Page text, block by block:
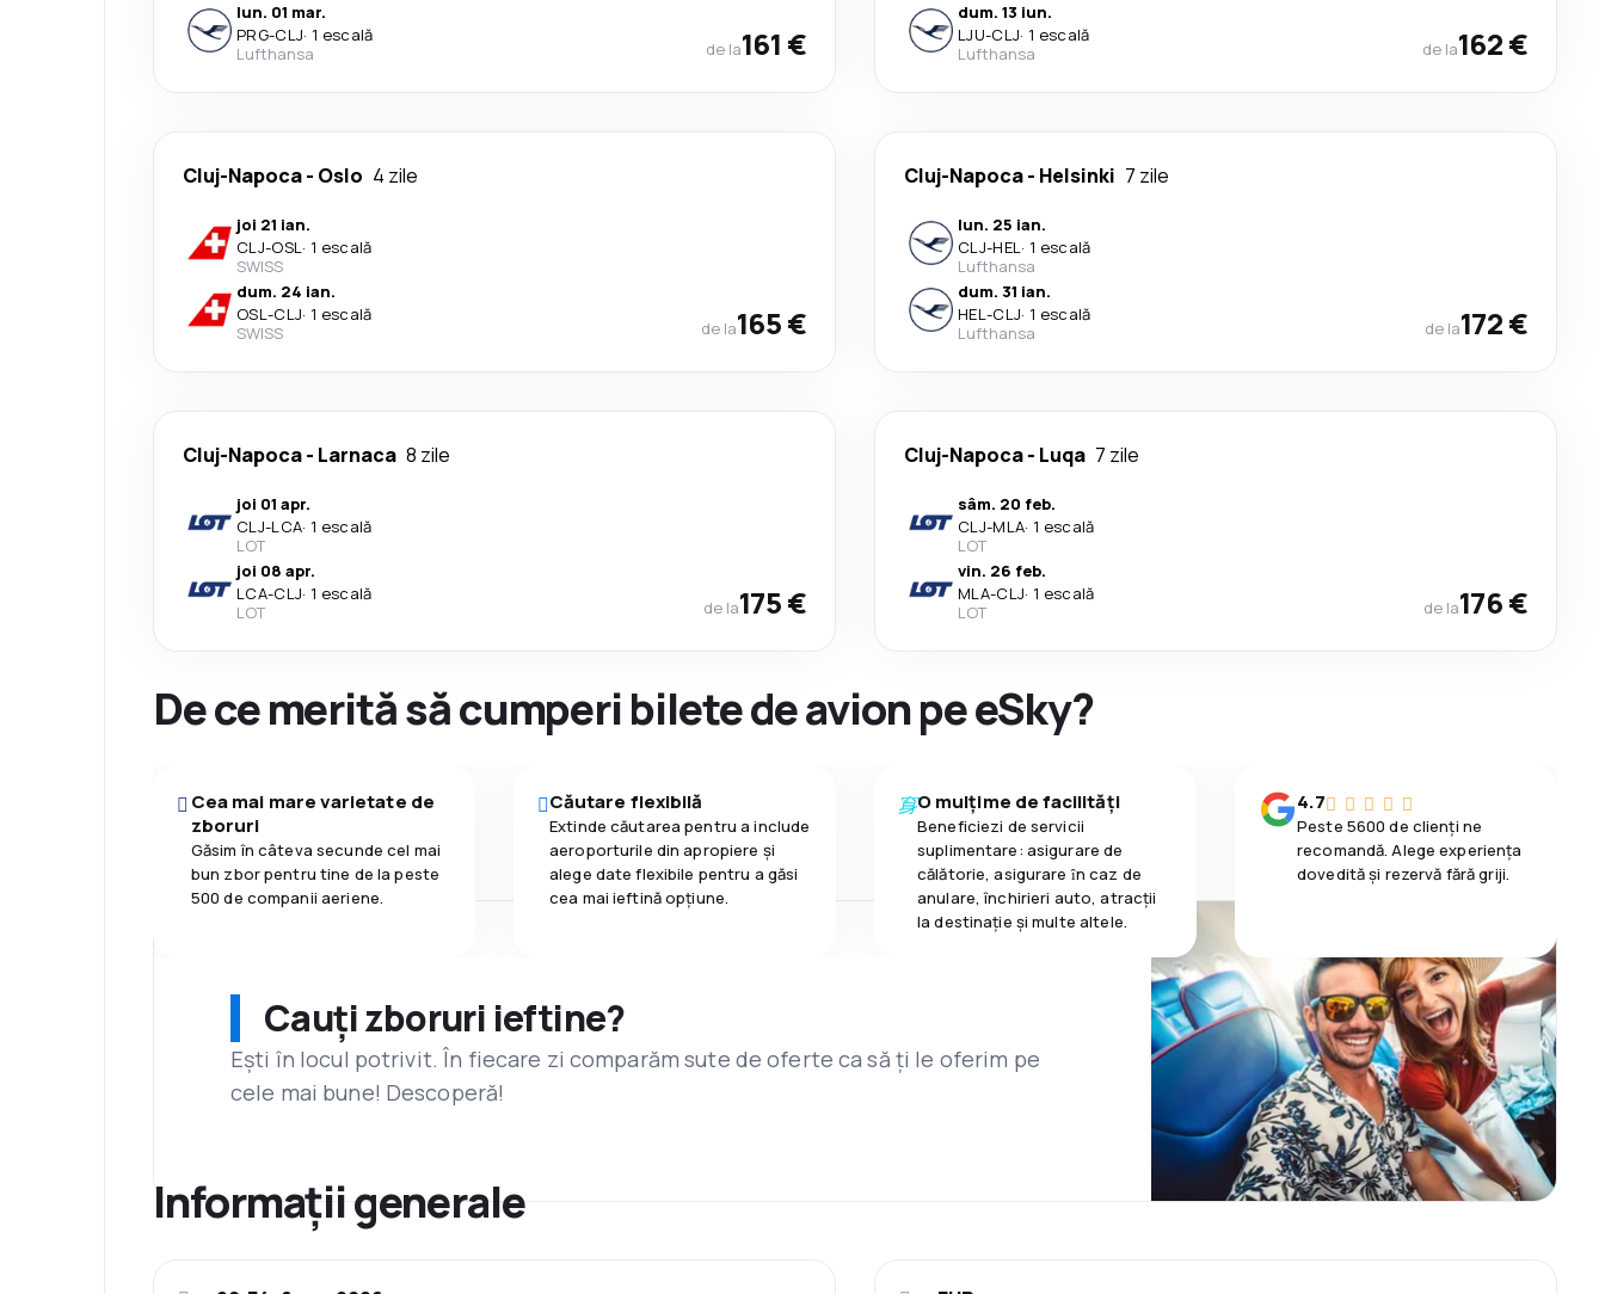
lun. 01 mar.
PRG-CLJ· 1 escală
Lufthansa
de la161 €
dum. 13 iun.
LJU-CLJ· 1 escală
Lufthansa
de la162 €
Cluj-Napoca- Oslo 4 zile
joi 21 ian.
CLJ-OSL· 1 escală
SWISS
dum. 24 ian.
OSL-CLJ· 1 escală
SWISS
de la165 €
Cluj-Napoca- Helsinki 7 zile
lun. 25 ian.
CLJ-HEL· 1 escală
Lufthansa
dum. 31 ian.
HEL-CLJ· 1 escală
Lufthansa
de la172 €
Cluj-Napoca- Larnaca 8 zile
joi 01 apr.
CLJ-LCA· 1 escală
LOT
joi 08 apr.
LCA-CLJ· 1 escală
LOT
de la175 €
Cluj-Napoca- Luqa 7 zile
sâm. 20 feb.
CLJ-MLA· 1 escală
LOT
vin. 26 feb.
MLA-CLJ· 1 escală
LOT
de la176 €
De ce merită să cumperi bilete de avion pe eSky?
Cea mai mare varietate de
zboruri
Găsim în câteva secunde cel mai
bun zbor pentru tine de la peste
500 de companii aeriene.
Căutare flexibilă
Extinde căutarea pentru a include
aeroporturile din apropiere și
alege date flexibile pentru a găsi
cea mai ieftină opțiune.
O mulțime de facilități
Beneficiezi de servicii
suplimentare: asigurare de
călătorie, asigurare ȋn caz de
anulare, închirieri auto, atracții
la destinaţie și multe altele.
4.7
Peste 5600 de clienți ne
recomandă. Alege experiența
dovedită și rezervă fără griji.
Cauți zboruri ieftine?
Ești în locul potrivit. În fiecare zi comparăm sute de oferte ca să ți le oferim pe
cele mai bune! Descoperă!
Informații generale